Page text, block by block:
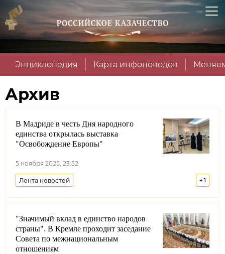
Энциклопедия Карта инфоповодов
Архив
В Мадриде в честь Дня народного
единства открылась выставка
"Освобождение Европы"
5 ноября 2025, 23:52
+ 1
Лента новостей
Союз казаков-воинов России и зарубежья
"Значимый вклад в единство народов
страны". В Кремле проходит заседание
Совета по межнациональным
отношениям